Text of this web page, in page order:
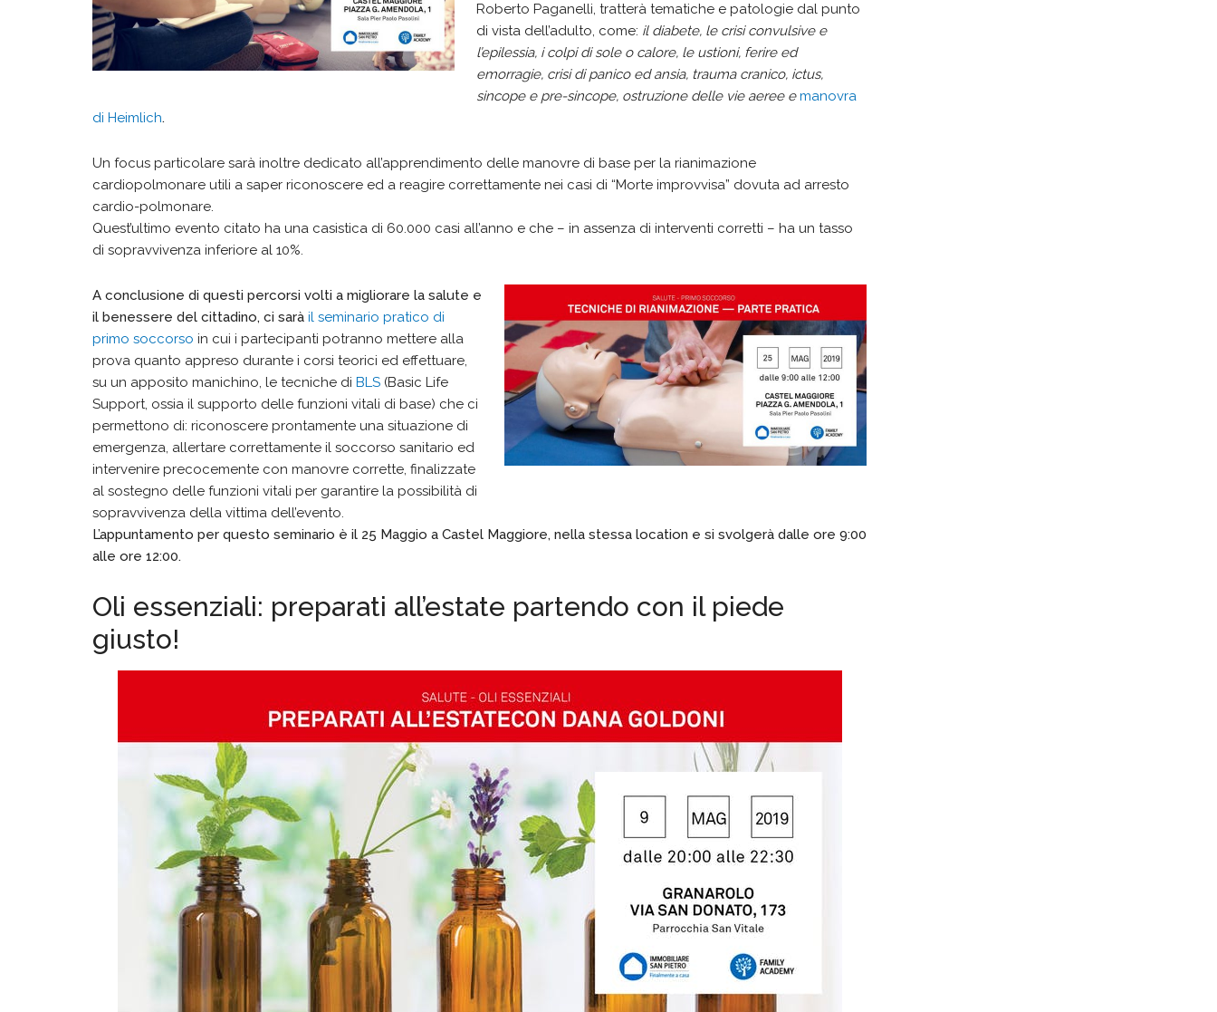
Roberto Paganelli, tratterà tematiche e patologie dal punto
di vista dell’adulto, come: il diabete, le crisi convulsive e
l’epilessia, i colpi di sole o calore, le ustioni, ferire ed
emorragie, crisi di panico ed ansia, trauma cranico, ictus,
sincope e pre-sincope, ostruzione delle vie aeree emanovra
di Heimlich.
Un focus particolare sarà inoltre dedicato all’apprendimento delle manovre di base per la rianimazione
cardiopolmonare utili a saper riconoscere ed a reagire correttamente nei casi di “Morte improvvisa” dovuta ad arresto
cardio-polmonare.
Quest’ultimo evento citato ha una casistica di 60.000 casi all’anno e che – in assenza di interventi corretti – ha un tasso
di sopravvivenza inferiore al 10%.
A conclusione di questi percorsi volti a migliorare la salute e
il benessere del cittadino, ci sarà il seminario pratico di
primo soccorso in cui i partecipanti potranno mettere alla
prova quanto appreso durante i corsi teorici ed effettuare,
su un apposito manichino, le tecniche di BLS (Basic Life
Support, ossia il supporto delle funzioni vitali di base) che ci
permettono di: riconoscere prontamente una situazione di
emergenza, allertare correttamente il soccorso sanitario ed
intervenire precocemente con manovre corrette, finalizzate
al sostegno delle funzioni vitali per garantire la possibilità di
sopravvivenza della vittima dell’evento.
L’appuntamento per questo seminario è il 25 Maggio a Castel Maggiore, nella stessa location e si svolgerà dalle ore 9:00
alle ore 12:00.
Oli essenziali: preparati all’estate partendo con il piede
giusto!